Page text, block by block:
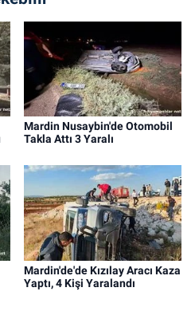
Mardin Nusaybin'de Otomobil
Takla Attı 3 Yaralı
Mardin'de'de Kızılay Aracı Kaza
Yaptı, 4 Kişi Yaralandı